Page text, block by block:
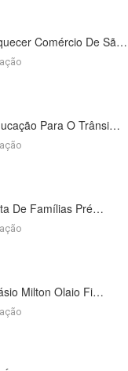
Comércio De Sã…
Para O Trânsi…
De Famílias Pré…
Milton Olaio Fi…